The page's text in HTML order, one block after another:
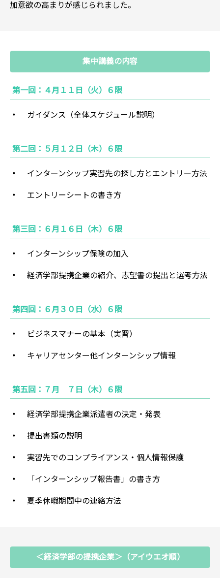
加意欲の高まりが感じられました。
集中講義の内容
第一回：４月１１日（火）６限
ガイダンス（全体スケジュール説明）
第二回：５月１２日（木）６限
インターンシップ実習先の探し方とエントリー方法
エントリーシートの書き方
第三回：６月１６日（木）６限
インターンシップ保険の加入
経済学部提携企業の紹介、志望書の提出と選考方法
第四回：６月３０日（水）６限
ビジネスマナーの基本（実習）
キャリアセンター他インターンシップ情報
第五回：７月 ７日（木）６限
経済学部提携企業派遣者の決定・発表
提出書類の説明
実習先でのコンプライアンス・個人情報保護
「インターンシップ報告書」の書き方
夏季休暇期間中の連絡方法
＜経済学部の提携企業＞（アイウエオ順）